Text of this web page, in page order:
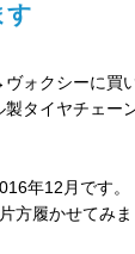
す
ォクシーに買
製タイヤチェー
年12月です。
方履かせてみ